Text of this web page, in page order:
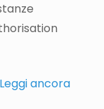
Leggi ancora